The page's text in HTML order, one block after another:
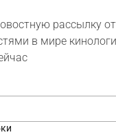
рассылку
в мире